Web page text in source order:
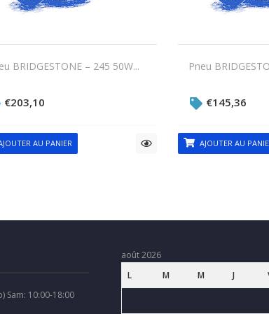
BRIDGESTONE – 245 50W...
€203,10
AU PANIER
Pneu
€145,36
AJOUTER AU
Sam: 10:00-18:00
août 2026
L
M M J